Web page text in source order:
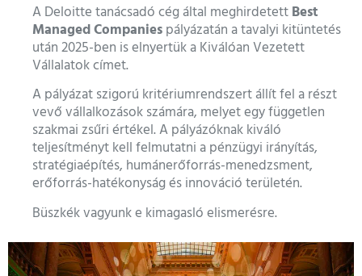
A Deloitte tanácsadó cég által meghirdetett Best
Managed Companies pályázatán a tavalyi kitüntetés
után 2025-ben is elnyertük a Kiválóan Vezetett
Vállalatok címet.
A pályázat szigorú kritériumrendszert állít fel a részt
vevő vállalkozások számára, melyet egy független
szakmai zsűri értékel. A pályázóknak kiváló
teljesítményt kell felmutatni a pénzügyi irányítás,
stratégiaépítés, humánerőforrás-menedzsment,
erőforrás-hatékonyság és innováció területén.
Büszkék vagyunk e kimagasló elismerésre.